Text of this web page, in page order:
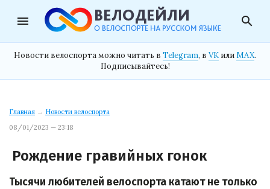
menu search
Новости велоспорта можно читать в Telegram, в VK илиMAX.
Подписывайтесь!
Главная → Новости велоспорта
08/01/2023 — 23:18
Рождение гравийных гонок
Тысячи любителей велоспорта катают не только